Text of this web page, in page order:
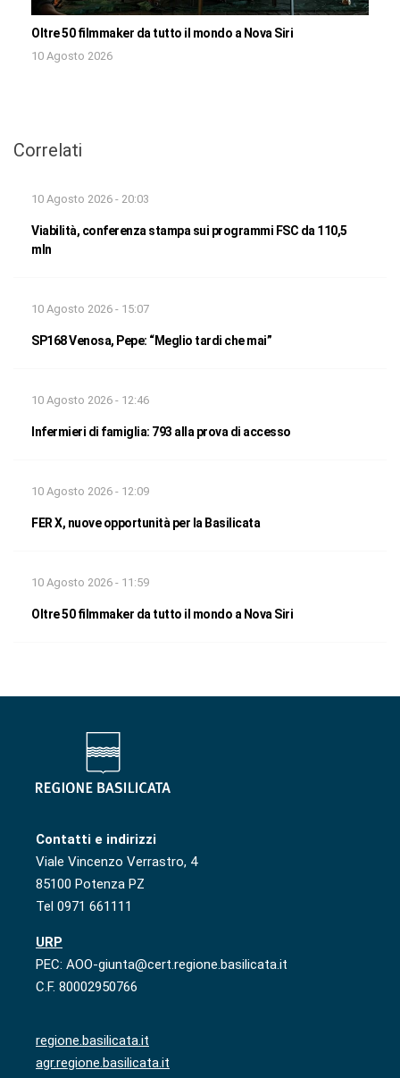
Oltre 50 filmmaker da tutto il mondo a Nova Siri
10 Agosto 2026
Correlati
10 Agosto 2026 - 20:03
Viabilità, conferenza stampa sui programmi FSC da 110,5
mln
10 Agosto 2026 - 15:07
SP168 Venosa, Pepe: “Meglio tardi che mai”
10 Agosto 2026 - 12:46
Infermieri di famiglia: 793 alla prova di accesso
10 Agosto 2026 - 12:09
FER X, nuove opportunità per la Basilicata
10 Agosto 2026 - 11:59
Oltre 50 filmmaker da tutto il mondo a Nova Siri
Contatti e indirizzi
Viale Vincenzo Verrastro, 4
85100 Potenza PZ
Tel 0971 661111
URP
PEC: AOO-giunta@cert.regione.basilicata.it
C.F. 80002950766
regione.basilicata.it
agr.regione.basilicata.it